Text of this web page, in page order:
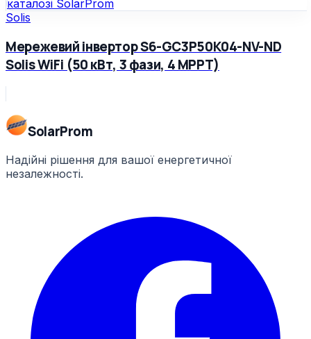
Solis
Мережевий інвертор S6-GC3P50K04-NV-ND
Solis WiFi (50 кВт, 3 фази, 4 MPPT)
SolarProm
Надійні рішення для вашої енергетичної
незалежності.